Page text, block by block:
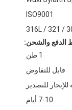
ISO9001
والشحن:
1 طن
قابل للتفاوض
للتصدير
7-10 أيام